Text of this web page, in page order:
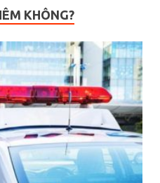
KHÔNG?